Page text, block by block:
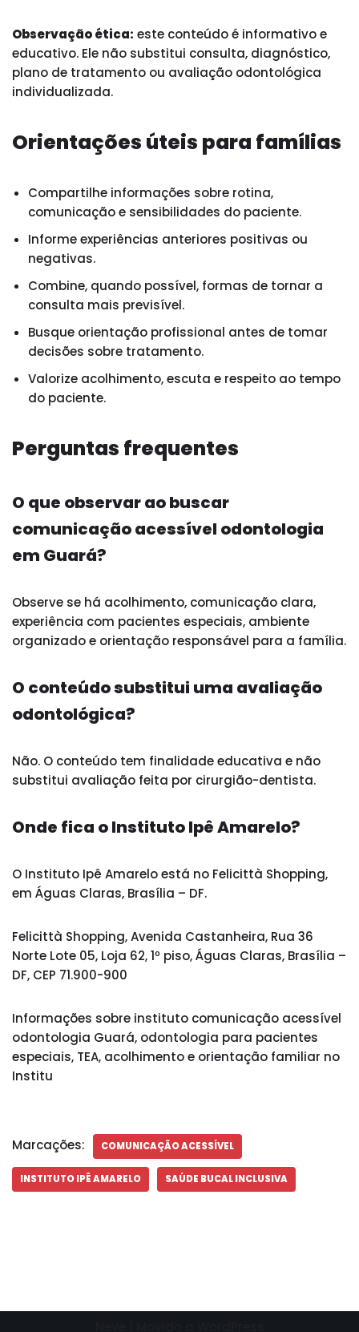
Observação ética: este conteúdo é informativo e
educativo. Ele não substitui consulta, diagnóstico,
plano de tratamento ou avaliação odontológica
individualizada.
Orientações úteis para famílias
Compartilhe informações sobre rotina,
comunicação e sensibilidades do paciente.
Informe experiências anteriores positivas ou
negativas.
Combine, quando possível, formas de tornar a
consulta mais previsível.
Busque orientação profissional antes de tomar
decisões sobre tratamento.
Valorize acolhimento, escuta e respeito ao tempo
do paciente.
Perguntas frequentes
O que observar ao buscar
comunicação acessível odontologia
em Guará?
Observe se há acolhimento, comunicação clara,
experiência com pacientes especiais, ambiente
organizado e orientação responsável para a família.
O conteúdo substitui uma avaliação
odontológica?
Não. O conteúdo tem finalidade educativa e não
substitui avaliação feita por cirurgião-dentista.
Onde fica o Instituto Ipê Amarelo?
O Instituto Ipê Amarelo está no Felicittà Shopping,
em Águas Claras, Brasília – DF.
Felicittà Shopping, Avenida Castanheira, Rua 36
Norte Lote 05, Loja 62, 1º piso, Águas Claras, Brasília –
DF, CEP 71.900-900
Informações sobre instituto comunicação acessível
odontologia Guará, odontologia para pacientes
especiais, TEA, acolhimento e orientação familiar no
Institu
Marcações: COMUNICAÇÃO ACESSÍVEL
INSTITUTO IPÊ AMARELO SAÚDE BUCAL INCLUSIVA